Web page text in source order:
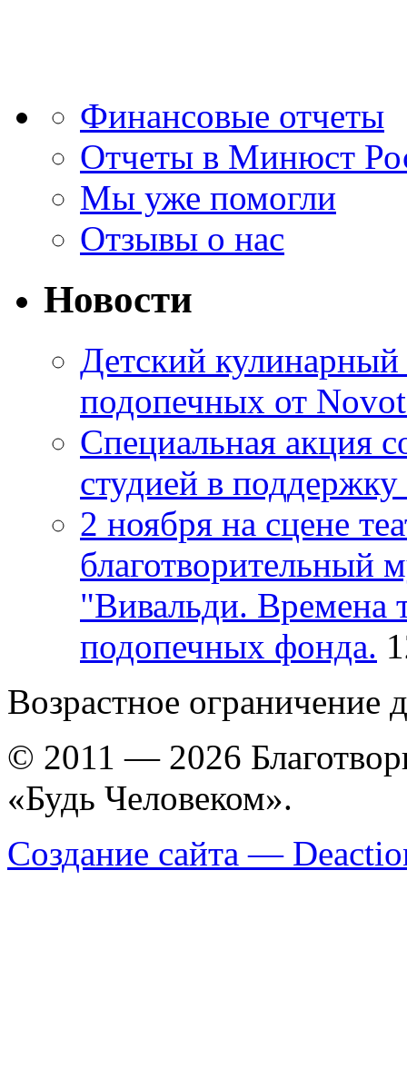
Финансовые отчеты
Отчеты в Минюст
Мы уже помогли
Отзывы о нас
Новости
Детский кулинарный
подопечных от
Специальная акция
студией в
2 ноября на сцене
благотворительный
"Вивальди. Времена
подопечных фонда.
Возрастное ограничение
© 2011 — 2026
«Будь Человеком».
Создание сайта —